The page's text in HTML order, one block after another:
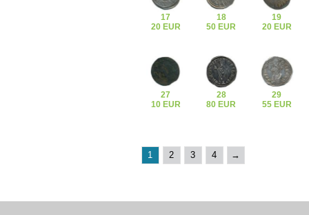
17
20 EUR
18
50 EUR
19
20 EUR
27
10 EUR
28
80 EUR
29
55 EUR
1 2 3 4 →